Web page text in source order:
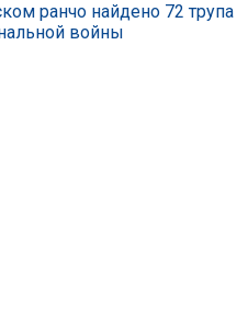
ранчо найдено 72 трупа
войны